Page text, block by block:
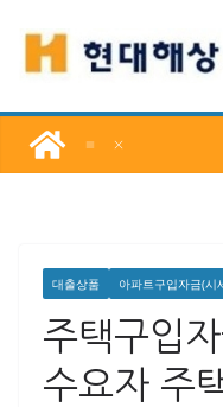
로
너
대출상품 아파트구입자금(시
주택구입
수요자 주